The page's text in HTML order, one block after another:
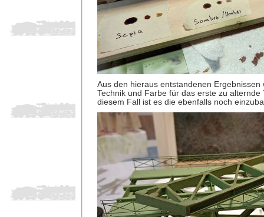
Aus den hieraus entstandenen Ergebnissen
Technik und Farbe für das erste zu alternde
diesem Fall ist es die ebenfalls noch